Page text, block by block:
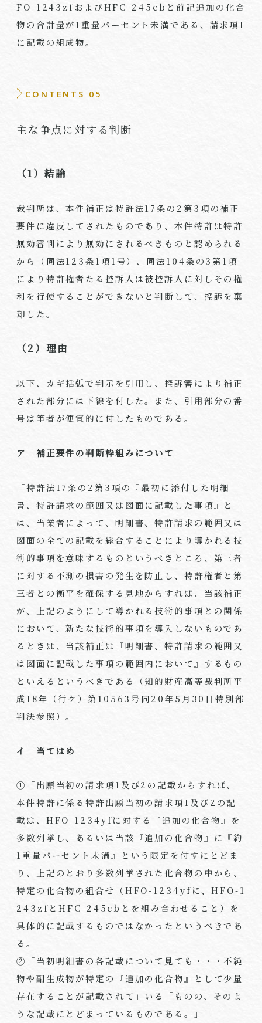
FO-1243zfおよびHFC-245cb と前記追加の化合
物の合計量が1重量パーセント未満である、請求項1
に記載の組成物。
CONTENTS 05
主な争点に対する判断
（1）結論
裁判所は、本件補正は特許法17条の 2第3 項の補正
要件に違反してされたものであり、本件特許は特許
無効審判により無効にされるべきものと認められる
から（同法123条1 項1 号）、同法104条の3第1 項
により特許権者たる控訴人は被控訴人に対しその権
利を行使することができないと判断して、控訴を棄
却した。
（2）理由
以下、カギ括弧で判示を引用し、控訴審により補正
された部分には下線を付した。また、引用部分の番
号は筆者が便宜的に付したものである。
ア 補正要件の判断枠組みについて
「特許法17条の 2第3 項の『最初に添付した明細
書、特許請求の範囲又は図面に記載した事項』と
は、当業者によって、明細書、特許請求の範囲又は
図面の全ての記載を総合することにより導かれる技
術的事項を意味するものというべきところ、第三者
に対する不測の損害の発生を防止し、特許権者と第
三者との衡平を確保する見地からすれば、当該補正
が、上記のようにして導かれる技術的事項との関係
において、新たな技術的事項を導入しないものであ
るときは、当該補正は『明細書、特許請求の範囲又
は図面に記載した事項の範囲内において』するもの
といえるというべきである（知的財産高等裁判所平
成 18年（行ケ）第10563号同20年5 月 30 日特別部
判決参照）。」
イ 当てはめ
①「出願当初の請求項1及び2 の記載からすれば、
本件特許に係る特許出願当初の請求項1及び2 の記
載は、 HFO-1234yfに対する『追加の化合物』を
多数列挙し、あるいは当該『追加の化合物』に『約
1重量パーセント未満』という限定を付すにとどま
り、上記のとおり多数列挙された化合物の中から、
特定の化合物の組合せ（HFO-1234yfに、HFO-1
243zfとHFC-245cb とを組み合わせること）を
具体的に記載するものではなかったというべきであ
る。」
②「当初明細書の各記載について見ても・・・不純
物や副生成物が特定の『追加の化合物』として少量
存在することが記載されて」いる「ものの、そのよ
うな記載にとどまっているものである。」